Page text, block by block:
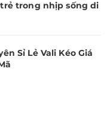
trong nhịp sống di
Sỉ Lẻ Vali Kéo Giá